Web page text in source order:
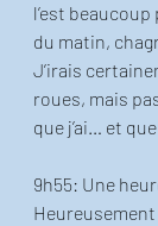
l’est
du matin,
J’irais
roues, mais
que j’ai… et
9h55: Une
Heureusement